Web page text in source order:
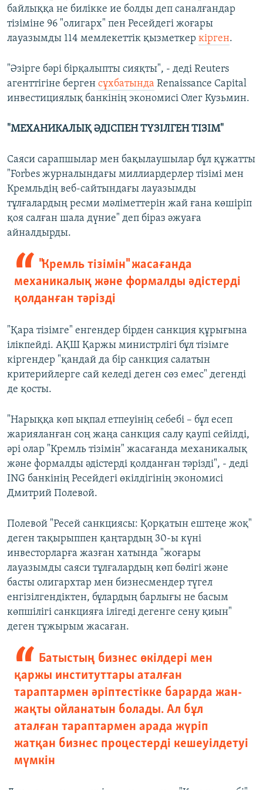
байлыққа не билікке ие болды деп саналғандар
тізіміне 96 "олигарх" пен Ресейдегі жоғары
лауазымды 114 мемлекеттік қызметкер кірген.
"Әзірге бәрі бірқалыпты сияқты", - деді Reuters
агенттігіне берген сұхбатында Renaissance Capital
инвестициялық банкінің экономисі Олег Кузьмин.
"МЕХАНИКАЛЫҚ ӘДІСПЕН ТҮЗІЛГЕН ТІЗІМ"
Саяси сарапшылар мен бақылаушылар бұл құжатты
"Forbes журналындағы миллиардерлер тізімі мен
Кремльдің веб-сайтындағы лауазымды
тұлғалардың ресми мәліметтерін жай ғана көшіріп
қоя салған шала дүние" деп біраз әжуаға
айналдырды.
"Кремль тізімін" жасағанда
механикалық және формалды әдістерді
қолданған тәрізді
"Қара тізімге" енгендер бірден санкция құрығына
ілікпейді. АҚШ Қаржы министрлігі бұл тізімге
кіргендер "қандай да бір санкция салатын
критерийлерге сай келеді деген сөз емес" дегенді
де қосты.
"Нарыққа көп ықпал етпеуінің себебі – бұл есеп
жарияланған соң жаңа санкция салу қаупі сейілді,
әрі олар "Кремль тізімін" жасағанда механикалық
және формалды әдістерді қолданған тәрізді", - деді
ING банкінің Ресейдегі өкілдігінің экономисі
Дмитрий Полевой.
Полевой "Ресей санкциясы: Қорқатын ештеңе жоқ"
деген тақырыппен қаңтардың 30-ы күні
инвесторларға жазған хатында "жоғары
лауазымды саяси тұлғалардың көп бөлігі және
басты олигархтар мен бизнесмендер түгел
енгізілгендіктен, бұлардың барлығы не басым
көпшілігі санкцияға ілігеді дегенге сену қиын"
деген тұжырым жасаған.
Батыстың бизнес өкілдері мен
қаржы институттары аталған
тараптармен әріптестікке барарда жан-
жақты ойланатын болады. Ал бұл
аталған тараптармен арада жүріп
жатқан бизнес процестерді кешеуілдетуі
мүмкін